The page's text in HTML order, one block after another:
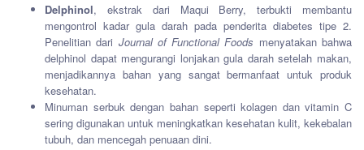
Delphinol, ekstrak dari Maqui Berry, terbukti membantu
mengontrol kadar gula darah pada penderita diabetes tipe 2.
Penelitian dari Journal of Functional Foods menyatakan bahwa
delphinol dapat mengurangi lonjakan gula darah setelah makan,
menjadikannya bahan yang sangat bermanfaat untuk produk
kesehatan.
Minuman serbuk dengan bahan seperti kolagen dan vitamin C
sering digunakan untuk meningkatkan kesehatan kulit, kekebalan
tubuh, dan mencegah penuaan dini.